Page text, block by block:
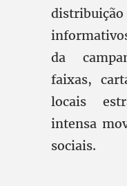
da
faixas,
locais
intensa
sociais.